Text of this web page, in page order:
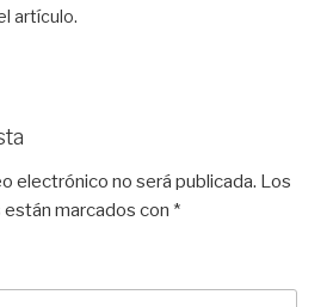
artículo.
electrónico no será publicada. Los
marcados con *